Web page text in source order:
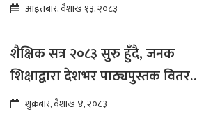
आइतबार, वैशाख १३, २०८३
शैक्षिक सत्र २०८३ सुरु हुँदै, जनक
शिक्षाद्वारा देशभर पाठ्यपुस्तक
तीव्रशुक्रबार, वैशाख ४, २०८३